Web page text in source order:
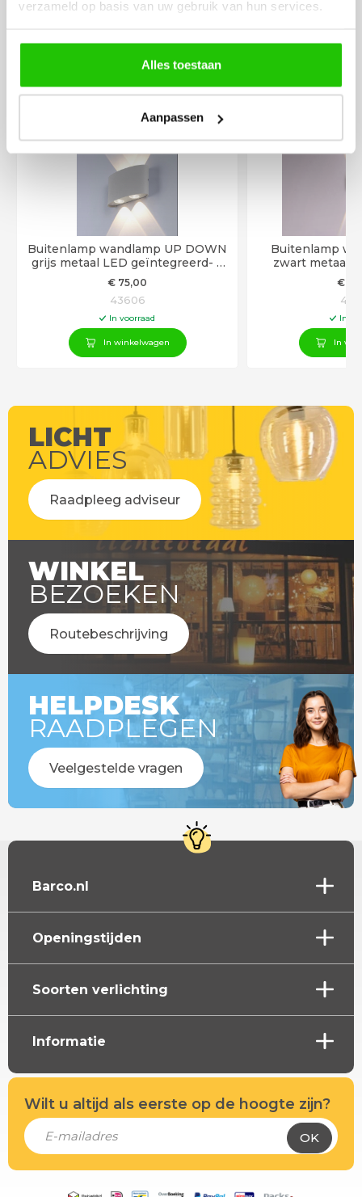
verzameld op basis van uw gebruik van hun services.
Alles toestaan
Aanpassen
UIT DE SERIE CARLO
Alle producten uit deze serie
Buitenlamp wandlamp UP DOWN
grijs metaal LED geïntegreerd- 4
LED
€ 75,00
43606
In voorraad
In winkelwagen
Buitenlamp
zwart metaal
€
In
In
LICHT
ADVIES
Raadpleeg adviseur
WINKEL
BEZOEKEN
Routebeschrijving
HELPDESK
RAADPLEGEN
Veelgestelde vragen
Barco.nl
Openingstijden
Soorten verlichting
Informatie
Wilt u altijd als eerste op de hoogte zijn?
OK